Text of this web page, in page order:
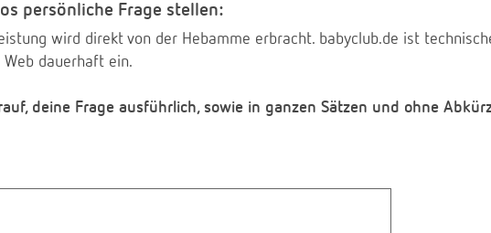
persönliche Frage stellen:
wird direkt von der Hebamme erbracht. babyclub.de ist
dauerhaft ein.
deine Frage ausführlich, sowie in ganzen Sätzen und ohne